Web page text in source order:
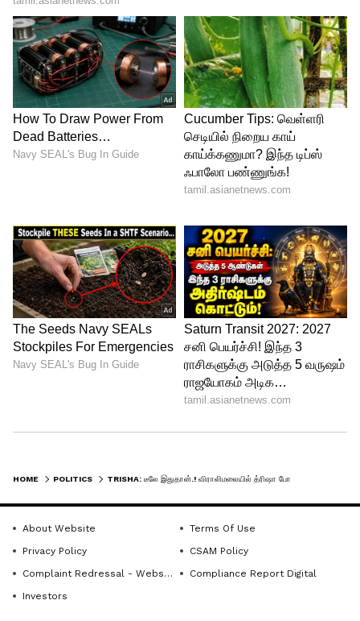
விஜயபாஸ்கருக்கு விஜய் கொடுத்த
உறுதி!
அதிமுகவில் இருந்தாலும், தொகுதிக்குள்
தனிப்பட்ட முறையில் பெரும் செல்வாக்குக்
கொண்டவர் விஜயபாஸ்கர். தவெக-வின்
இந்த கோரிக்கைக்கு அவரும் சம்மதம்
முணுமுணுக்கின்றன. த்ரிஷாவின் வெற்றிக்
கனியைத் தட்டித் தருவதாக அவர் உறுதி
அளித்துள்ளாராம்.
இதற்குப் பிரதிபலனாக விஜயபாஸ்கருக்கு
மிக முக்கியத்துவம் வாய்ந்த, அதிகாரமிக்க
பதவி ஒன்று வழங்கப்படும் என விஜய்
தரப்பில் உறுதி அளிக்கப்பட்டிருப்பதாகத்
பார்க்கவும் தளபதி ரசிகர்கள் இப்போதே
HOME POLITICS
About Website
Terms Of Use
Privacy Policy
CSAM Policy
Complaint Redressal - Website
Compliance Report Digital
Investors